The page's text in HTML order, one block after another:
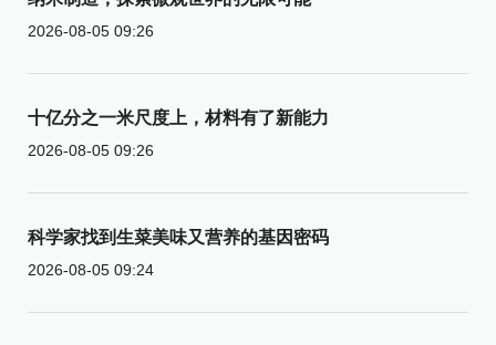
2026-08-05 09:26
十亿分之一米尺度上，材料有了新能力
2026-08-05 09:26
科学家找到生菜美味又营养的基因密码
2026-08-05 09:24